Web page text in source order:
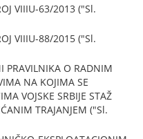
VIIIU-63/2013 ("Sl.
VIIIU-88/2015 ("Sl.
PRAVILNIKA O RADNIM
NA KOJIMA SE
VOJSKE SRBIJE STAŽ
TRAJANJEM ("Sl.